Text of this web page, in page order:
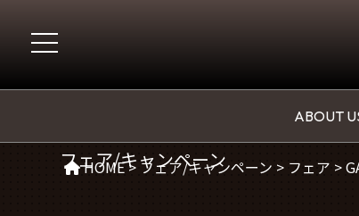
ABOUT
フェア/キャンペーン
HOME> フェア/キャンペーン > フェア >